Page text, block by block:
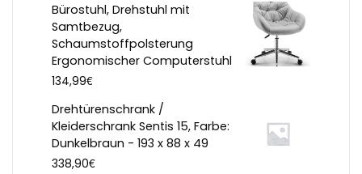
Bürostuhl, Drehstuhl mit
Samtbezug,
Schaumstoffpolsterung
Ergonomischer Computerstuhl
134,99€
Drehtürenschrank /
Kleiderschrank Sentis 15, Farbe:
Dunkelbraun - 193 x 88 x 49
338,90€